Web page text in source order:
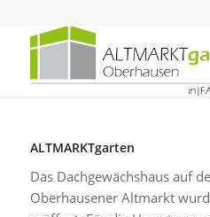
ALTMARKTgarten
Das Dachgewächshaus auf
Oberhausener Altmarkt